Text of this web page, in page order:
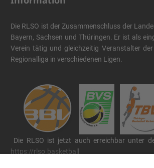
Die RLSO ist der Zusammenschluss der
Bayern, Sachsen und Thüringen. Er ist als
Verein tätig und gleichzeitig Veranstalter der
Regionalliga in verschiedenen Ligen.
Die RLSO ist jetzt auch erreichbar unter
https://rlso.basketball